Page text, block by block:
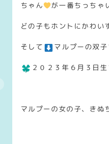
ちゃん
が一番ちっちゃ
どの子もホントにかわい
そして マルプーの双
２０２３年６月３日
マルプーの女の子、きぬ